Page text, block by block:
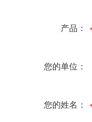
产品：
您的单位：
您的姓名：